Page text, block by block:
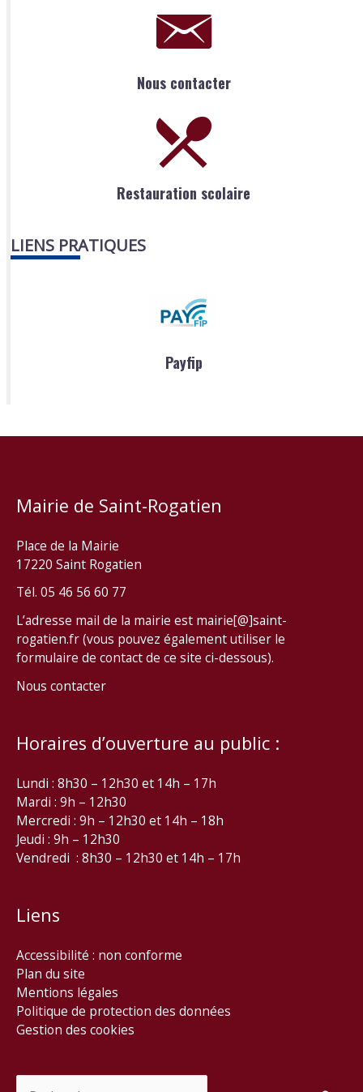
Nous contacter
Restauration scolaire
LIENS PRATIQUES
Payfip
Mairie de Saint-Rogatien
Place de la Mairie
17220 Saint Rogatien
Tél. 05 46 56 60 77
L’adresse mail de la mairie est mairie[@]saint-
rogatien.fr (vous pouvez également utiliser le
formulaire de contact de ce site ci-dessous).
Nous contacter
Horaires d’ouverture au public :
Lundi : 8h30 – 12h30 et 14h – 17h
Mardi : 9h – 12h30
Mercredi : 9h – 12h30 et 14h – 18h
Jeudi : 9h – 12h30
Vendredi : 8h30 – 12h30 et 14h – 17h
Liens
Accessibilité : non conforme
Plan du site
Mentions légales
Politique de protection des données
Gestion des cookies